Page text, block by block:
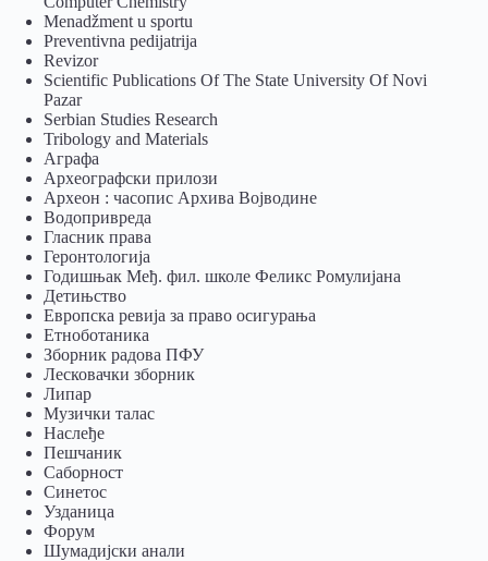
Menadžment u sportu
Preventivna pedijatrija
Revizor
Scientific Publications Of The State University Of Novi
Pazar
Serbian Studies Research
Tribology and Materials
Аграфа
Археографски прилози
Археон : часопис Архива Војводине
Водопривреда
Гласник права
Геронтологија
Годишњак Међ. фил. школе Феликс Ромулијана
Детињство
Европска ревија за право осигурања
Eтноботаника
Зборник радова ПФУ
Лесковачки зборник
Липар
Музички талас
Наслеђе
Пешчаник
Саборност
Синетос
Узданица
Форум
Шумадијски анали